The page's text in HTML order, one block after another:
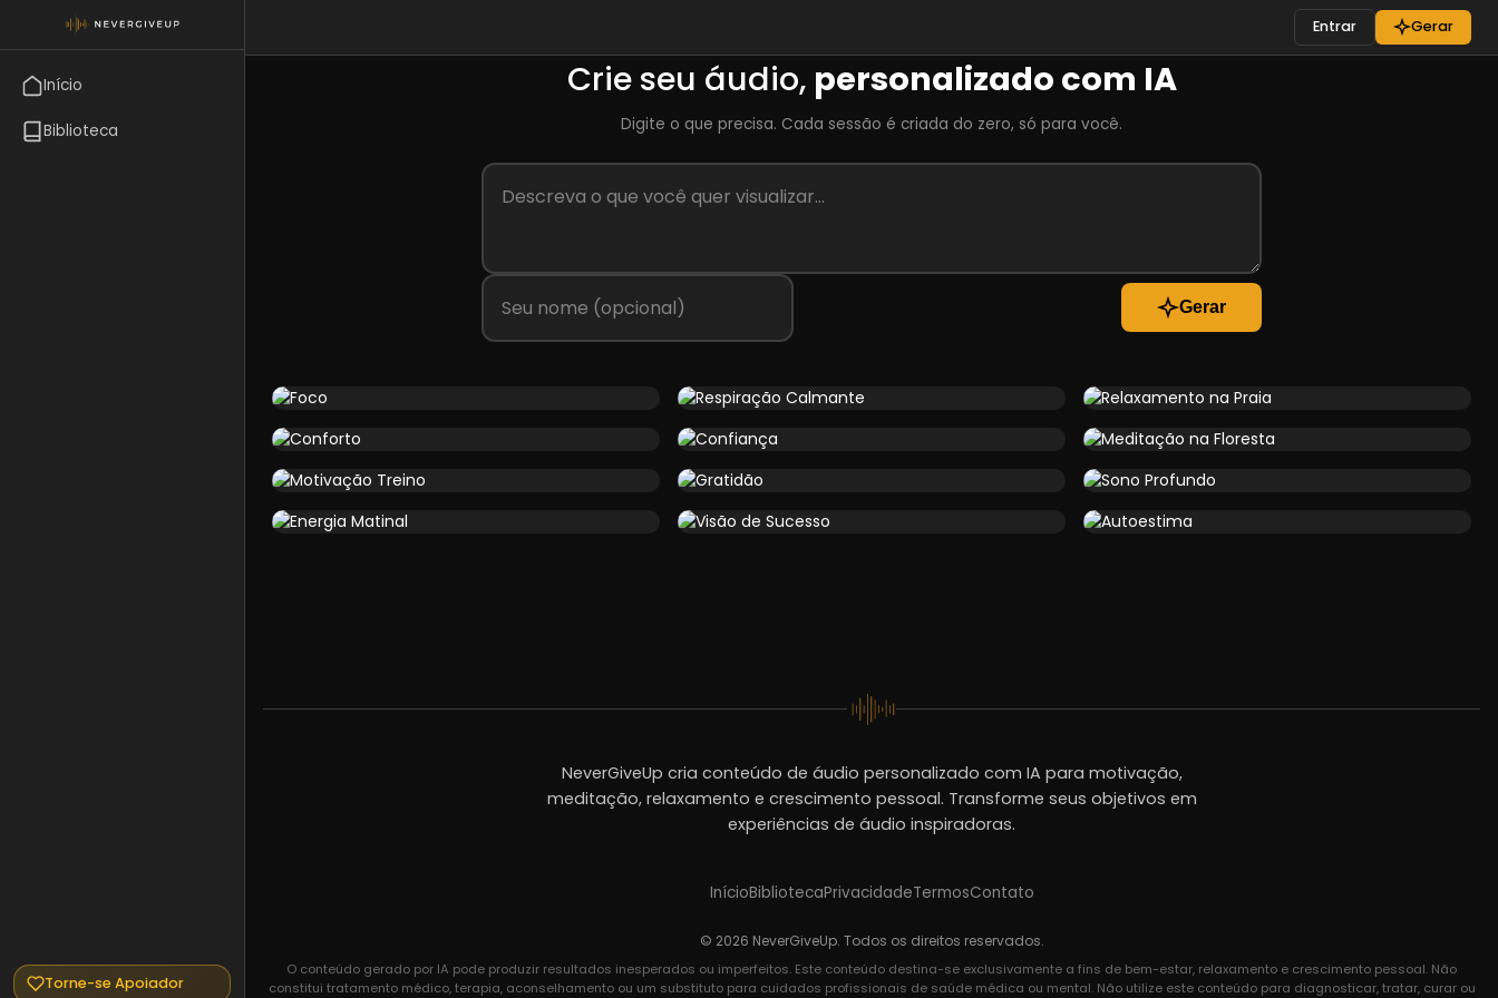
Início
Biblioteca
Torne-se Apoiador
Entrar Gerar
Crie seu áudio, personalizado com IA
Digite o que precisa. Cada sessão é criada do zero, só para você.
Gerar
NeverGiveUp cria conteúdo de áudio personalizado com IA para motivação,
meditação, relaxamento e crescimento pessoal. Transforme seus objetivos em
experiências de áudio inspiradoras.
InícioBibliotecaPrivacidadeTermosContato
© 2026 NeverGiveUp. Todos os direitos reservados.
O conteúdo gerado por IA pode produzir resultados inesperados ou imperfeitos. Este conteúdo destina-se exclusivamente a fins de bem-estar, relaxamento e crescimento pessoal. Não
constitui tratamento médico, terapia, aconselhamento ou um substituto para cuidados profissionais de saúde médica ou mental. Não utilize este conteúdo para diagnosticar, tratar, curar ou